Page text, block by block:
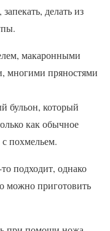
делать из
макаронными
многими пряностями
бульон, который
как обычное
похмельем.
подходит, однако
можно приготовить